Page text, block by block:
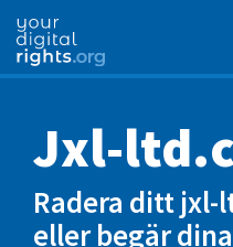
Jxl-
Radera ditt
eller begär